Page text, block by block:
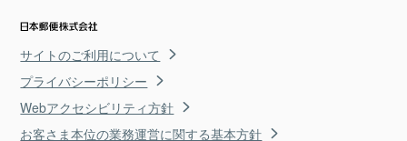
サイトのご利用について
プライバシーポリシー
Webアクセシビリティ方針
お客さま本位の業務運営に関する基本方針